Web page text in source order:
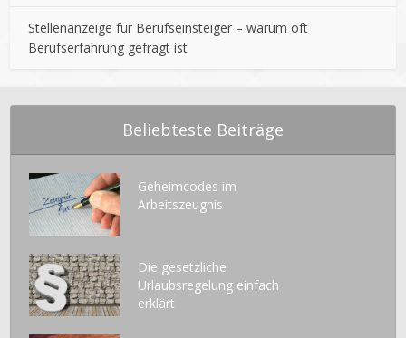
Stellenanzeige für Berufseinsteiger – warum oft
Berufserfahrung gefragt ist
Beliebteste Beiträge
Geheimcodes im
Arbeitszeugnis
Die gesetzliche
Urlaubsregelung einfach
erklärt